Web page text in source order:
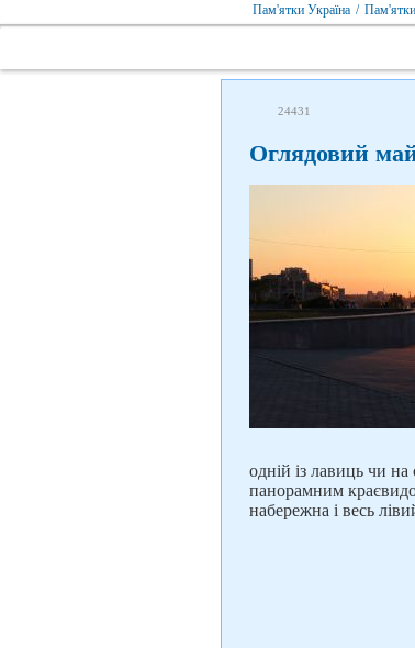
Пам'ятки Україна / Пам'ятки
24431
Оглядовий
одній із лавиць чи
панорамним
набережна і весь